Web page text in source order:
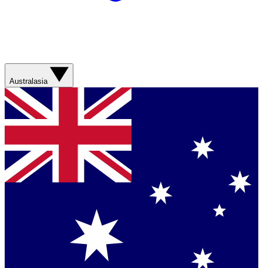
Australasia